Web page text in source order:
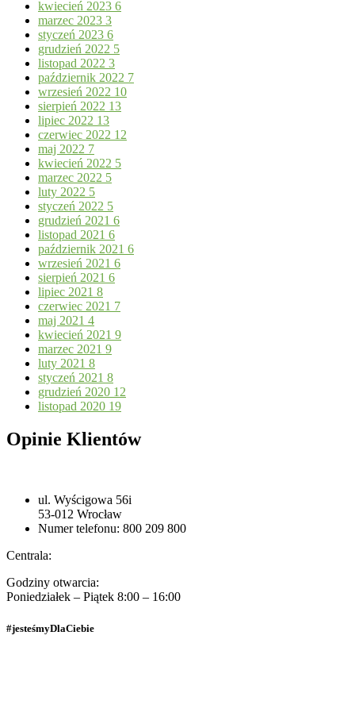
kwiecień 2023 6
marzec 2023 3
styczeń 2023 6
grudzień 2022 5
listopad 2022 3
październik 2022 7
wrzesień 2022 10
sierpień 2022 13
lipiec 2022 13
czerwiec 2022 12
maj 2022 7
kwiecień 2022 5
marzec 2022 5
luty 2022 5
styczeń 2022 5
grudzień 2021 6
listopad 2021 6
październik 2021 6
wrzesień 2021 6
sierpień 2021 6
lipiec 2021 8
czerwiec 2021 7
maj 2021 4
kwiecień 2021 9
marzec 2021 9
luty 2021 8
styczeń 2021 8
grudzień 2020 12
listopad 2020 19
Opinie Klientów
ul. Wyścigowa 56i
53-012 Wrocław
Numer telefonu: 800 209 800
Centrala:
Godziny otwarcia:
Poniedziałek – Piątek 8:00 – 16:00
#jesteśmyDlaCiebie